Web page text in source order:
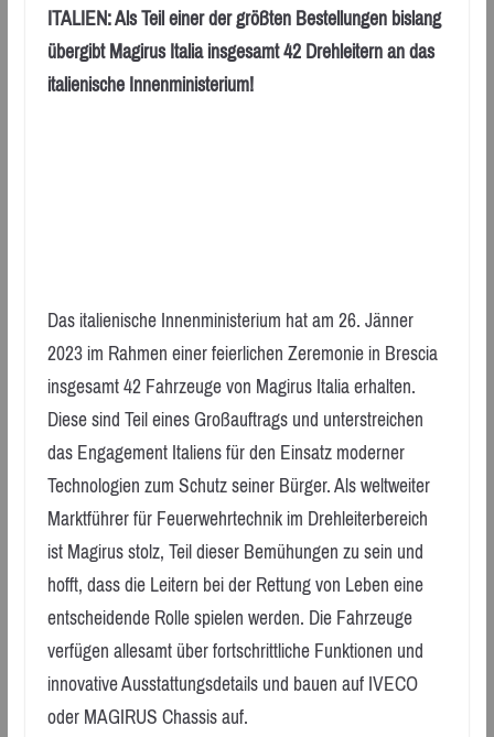
ITALIEN: Als Teil einer der größten Bestellungen bislang
übergibt Magirus Italia insgesamt 42 Drehleitern an das
italienische Innenministerium!
Das italienische Innenministerium hat am 26. Jänner
2023 im Rahmen einer feierlichen Zeremonie in Brescia
insgesamt 42 Fahrzeuge von Magirus Italia erhalten.
Diese sind Teil eines Großauftrags und unterstreichen
das Engagement Italiens für den Einsatz moderner
Technologien zum Schutz seiner Bürger. Als weltweiter
Marktführer für Feuerwehrtechnik im Drehleiterbereich
ist Magirus stolz, Teil dieser Bemühungen zu sein und
hofft, dass die Leitern bei der Rettung von Leben eine
entscheidende Rolle spielen werden. Die Fahrzeuge
verfügen allesamt über fortschrittliche Funktionen und
innovative Ausstattungsdetails und bauen auf IVECO
oder MAGIRUS Chassis auf.